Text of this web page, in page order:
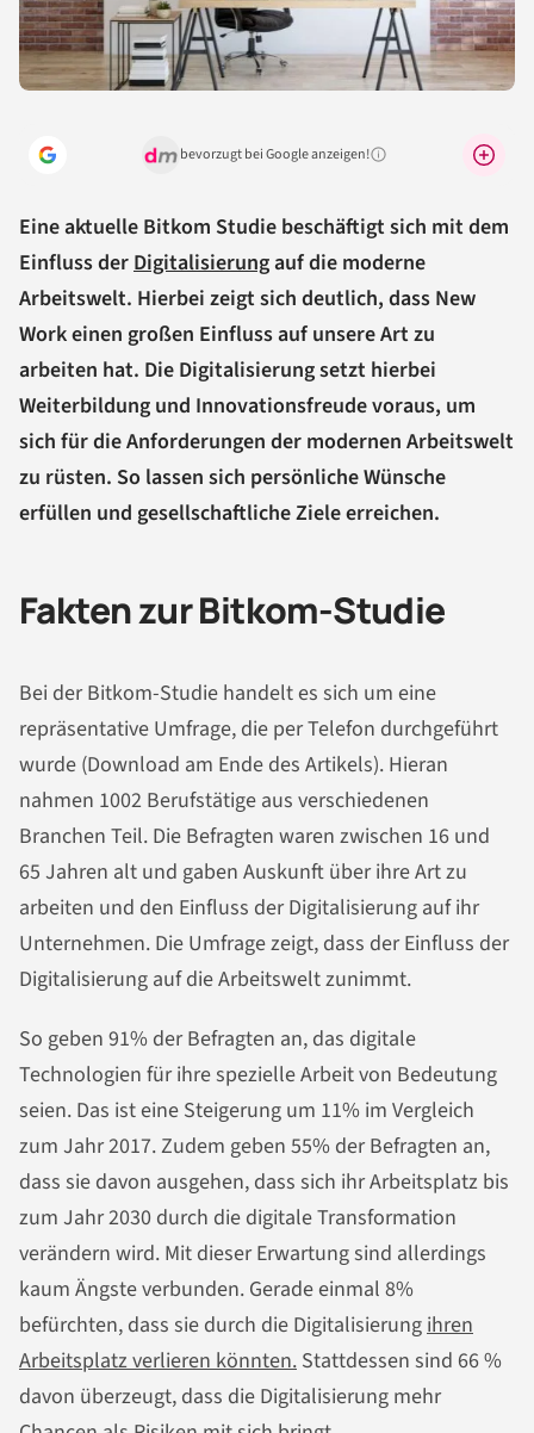
bevorzugt bei Google anzeigen!Warum lohnt sich das?
Eine aktuelle Bitkom Studie beschäftigt sich mit dem
Einfluss der Digitalisierungauf die moderne
Arbeitswelt. Hierbei zeigt sich deutlich, dass New
Work einen großen Einfluss auf unsere Art zu
arbeiten hat. Die Digitalisierung setzt hierbei
Weiterbildung und Innovationsfreude voraus, um
sich für die Anforderungen der modernen Arbeitswelt
zu rüsten. So lassen sich persönliche Wünsche
erfüllen und gesellschaftliche Ziele erreichen.
Fakten zur Bitkom-Studie
Bei der Bitkom-Studie handelt es sich um eine
repräsentative Umfrage, die per Telefon durchgeführt
wurde (Download am Ende des Artikels). Hieran
nahmen 1002 Berufstätige aus verschiedenen
Branchen Teil. Die Befragten waren zwischen 16 und
65 Jahren alt und gaben Auskunft über ihre Art zu
arbeiten und den Einfluss der Digitalisierung auf ihr
Unternehmen. Die Umfrage zeigt, dass der Einfluss der
Digitalisierung auf die Arbeitswelt zunimmt.
So geben 91% der Befragten an, das digitale
Technologien für ihre spezielle Arbeit von Bedeutung
seien. Das ist eine Steigerung um 11% im Vergleich
zum Jahr 2017. Zudem geben 55% der Befragten an,
dass sie davon ausgehen, dass sich ihr Arbeitsplatz bis
zum Jahr 2030 durch die digitale Transformation
verändern wird. Mit dieser Erwartung sind allerdings
kaum Ängste verbunden. Gerade einmal 8%
befürchten, dass sie durch die Digitalisierung ihren
Arbeitsplatz verlieren könnten. Stattdessen sind 66 %
davon überzeugt, dass die Digitalisierung mehr